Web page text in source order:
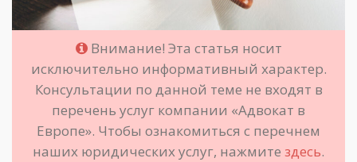
Внимание! Эта статья носит
исключительно информативный характер.
Консультации по данной теме не входят в
перечень услуг компании «Адвокат в
Европе». Чтобы ознакомиться с перечнем
наших юридических услуг, нажмите здесь.